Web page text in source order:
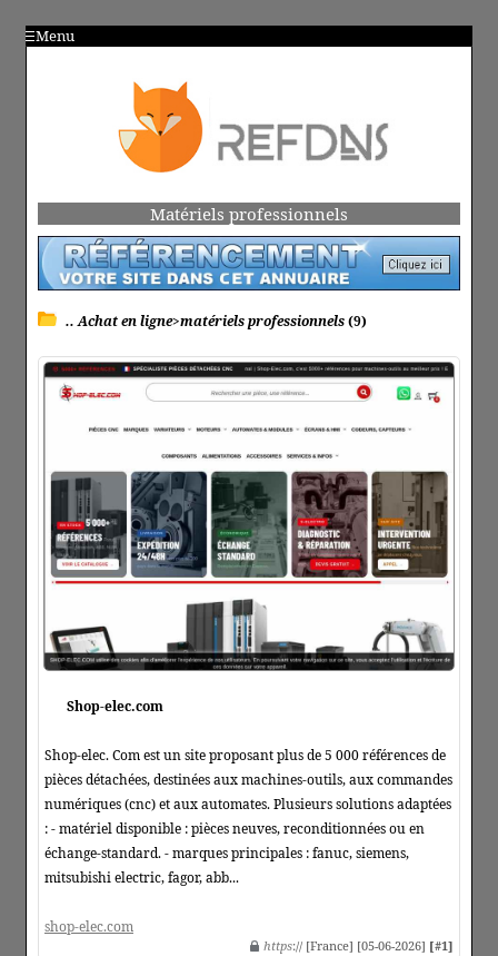
Menu
Matériels professionnels
.. Achat en ligne>matériels professionnels(9)
Shop-elec.com
Shop-elec. Com est un site proposant plus de 5 000 références de
pièces détachées, destinées aux machines-outils, aux commandes
numériques (cnc) et aux automates. Plusieurs solutions adaptées
: - matériel disponible : pièces neuves, reconditionnées ou en
échange-standard. - marques principales : fanuc, siemens,
mitsubishi electric, fagor, abb...
shop-elec.com
https:// [France] [05-06-2026] [#1]